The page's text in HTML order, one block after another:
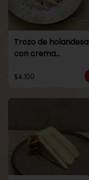
Trozo de holandesa
con crema
$4.100